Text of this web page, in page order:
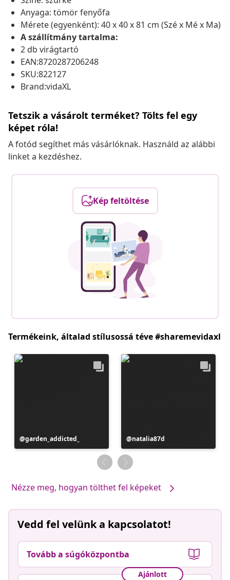
Anyaga: tömör fenyőfa
Mérete (egyenként): 40 x 40 x 81 cm (Szé x Mé x Ma)
A szállítmány tartalma:
2 db virágtartó
EAN:8720287206248
SKU:822127
Brand:vidaXL
Tetszik a vásárolt terméket? Tölts fel egy
képet róla!
A fotód segíthet más vásárlóknak. Használd az alábbi
linket a kezdéshez.
Kép feltöltése
Termékeink, általad stílusossá téve #sharemevidaxl
Bejegyzés
közzétevője
garden_addicted_
Bejegyzés
közzétevője
natalia87d
Nézze meg, hogyan tölthet fel képeket
Vedd fel velünk a kapcsolatot!
Tovább a súgóközpontba
Ajánlott